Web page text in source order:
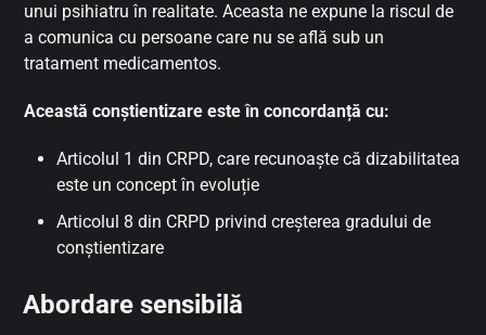
unui psihiatru în realitate. Aceasta ne expune la riscul de
a comunica cu persoane care nu se află sub un
tratament medicamentos.
Această conștientizare este în concordanță cu:
Articolul 1 din CRPD, care recunoaște că dizabilitatea
este un concept în evoluție
Articolul 8 din CRPD privind creșterea gradului de
conștientizare
Abordare sensibilă